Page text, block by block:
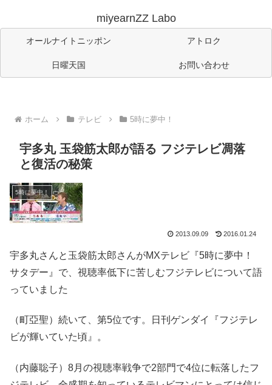
miyearnZZ Labo
オールナイトニッポン アトロク
日曜天国 お問い合わせ
ホーム テレビ 5時に夢中！
宇多丸 玉袋筋太郎が語る フジテレビ凋落
と復活の秘策
5時に夢中！
2013.09.09 2016.01.24
宇多丸さんと玉袋筋太郎さんがMXテレビ『5時に夢中！
サタデー』で、視聴率低下に苦しむフジテレビについて語
っていました
（町亞聖）続いて、第5位です。日刊ゲンダイ『フジテレ
ビが輝いていた頃』。
（内藤聡子）8月の視聴率戦争で2部門で4位に転落したフ